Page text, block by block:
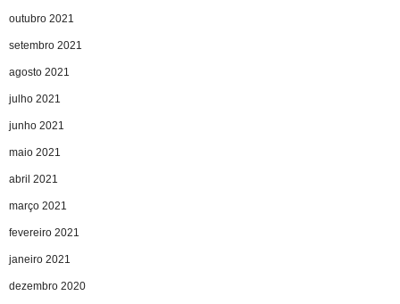
outubro 2021
setembro 2021
agosto 2021
julho 2021
junho 2021
maio 2021
abril 2021
março 2021
fevereiro 2021
janeiro 2021
dezembro 2020